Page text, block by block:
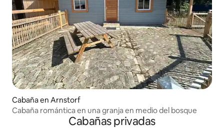
Cabaña en Arnstorf
Cabaña romántica en una granja en medio del bosque
Cabañas privadas